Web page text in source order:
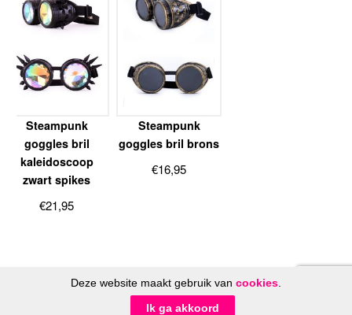
Steampunk
goggles bril
kaleidoscoop
zwart spikes
€21,95
Steampunk
goggles bril brons
€16,95
© FeestinjeBeest.nl 2014 - 2026
Deze website maakt gebruik van cookies
Ik ga akkoord